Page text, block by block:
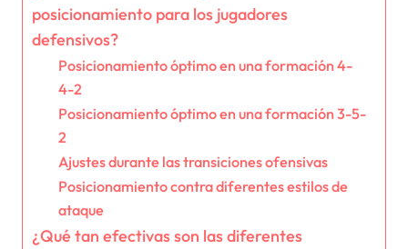
posicionamiento para los jugadores
defensivos?
Posicionamiento óptimo en una formación 4-
4-2
Posicionamiento óptimo en una formación 3-5-
2
Ajustes durante las transiciones ofensivas
Posicionamiento contra diferentes estilos de
ataque
¿Qué tan efectivas son las diferentes